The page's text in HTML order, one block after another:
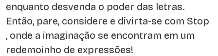
enquanto desvenda o poder das letras.
Então, pare, considere e divirta-se com Stop
, onde a imaginação se encontram em um
redemoinho de expressões!